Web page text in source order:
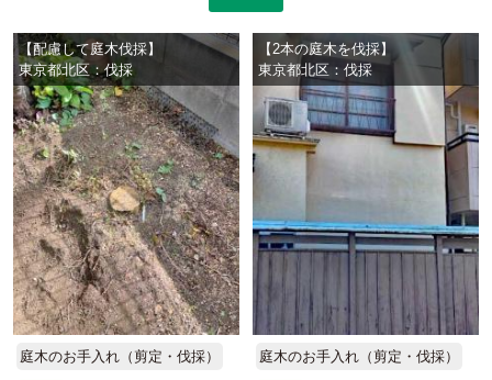
【配慮して庭木伐採】
東京都北区：伐採
庭木のお手入れ（剪定・伐採）
【2本の庭木を伐採】
東京都北区：伐採
庭木のお手入れ（剪定・伐採）